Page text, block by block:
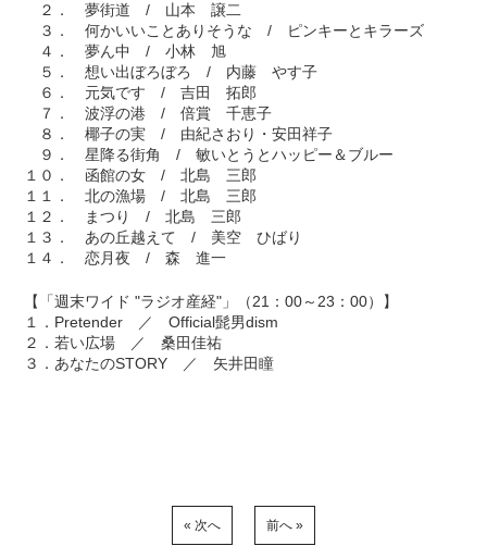
２． 夢街道 / 山本 譲二
３． 何かいいことありそうな / ピンキーとキラーズ
４． 夢ん中 / 小林 旭
５． 想い出ぼろぼろ / 内藤 やす子
６． 元気です / 吉田 拓郎
７． 波浮の港 / 倍賞 千恵子
８． 椰子の実 / 由紀さおり・安田祥子
９． 星降る街角 / 敏いとうとハッピー＆ブルー
１０． 函館の女 / 北島 三郎
１１． 北の漁場 / 北島 三郎
１２． まつり / 北島 三郎
１３． あの丘越えて / 美空 ひばり
１４． 恋月夜 / 森 進一
【「週末ワイド "ラジオ産経"」（21：00～23：00）】
１．Pretender ／ Official髭男dism
２．若い広場 ／ 桑田佳祐
３．あなたのSTORY ／ 矢井田瞳
« 次へ 前へ »